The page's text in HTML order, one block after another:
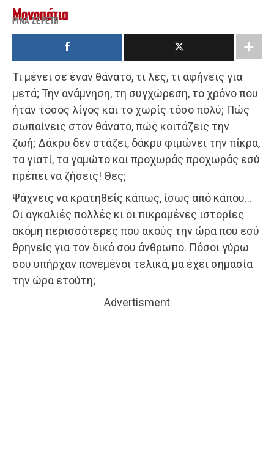
Μονοπάτια
ΡΊΝΑ ΣΕΡΈΤΗ
Τι μένει σε έναν θάνατο, τι λες, τι αφήνεις για
μετά; Την ανάμνηση, τη συγχώρεση, το χρόνο που
ήταν τόσος λίγος και το χωρίς τόσο πολύ; Πώς
σωπαίνεις στον θάνατο, πώς κοιτάζεις την
ζωή; Δάκρυ δεν στάζει, δάκρυ φιμώνει την πίκρα,
τα γιατί, τα γαμώτο και προχωράς προχωράς εσύ
πρέπει να ζήσεις! Θες;
Ψάχνεις να κρατηθείς κάπως, ίσως από κάπου…
Οι αγκαλιές πολλές κι οι πικραμένες ιστορίες
ακόμη περισσότερες που ακούς την ώρα που εσύ
θρηνείς για τον δικό σου άνθρωπο. Πόσοι γύρω
σου υπήρχαν πονεμένοι τελικά, μα έχει σημασία
την ώρα ετούτη;
Advertisment